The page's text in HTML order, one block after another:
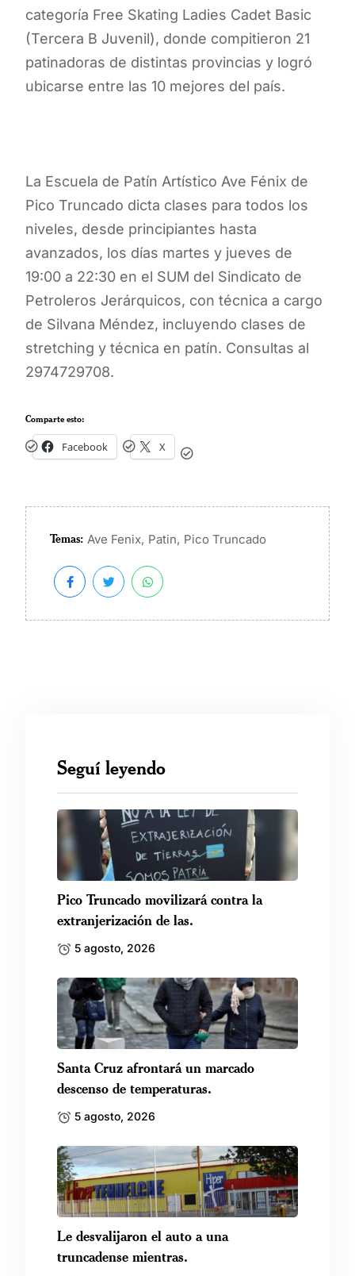
categoría Free Skating Ladies Cadet Basic
(Tercera B Juvenil), donde compitieron 21
patinadoras de distintas provincias y logró
ubicarse entre las 10 mejores del país.
La Escuela de Patín Artístico Ave Fénix de
Pico Truncado dicta clases para todos los
niveles, desde principiantes hasta
avanzados, los días martes y jueves de
19:00 a 22:30 en el SUM del Sindicato de
Petroleros Jerárquicos, con técnica a cargo
de Silvana Méndez, incluyendo clases de
stretching y técnica en patín. Consultas al
2974729708.
Comparte esto:
Facebook X
Temas: Ave Fenix, Patin, Pico Truncado
Seguí leyendo
Pico Truncado movilizará contra la
extranjerización de las.
5 agosto, 2026
Santa Cruz afrontará un marcado
descenso de temperaturas.
5 agosto, 2026
Le desvalijaron el auto a una
truncadense mientras.